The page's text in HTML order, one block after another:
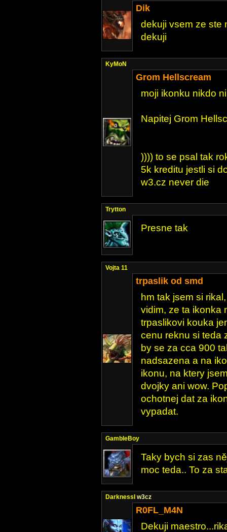
Dik
dekuji vsem ze ste
dekuji
KyMoN
Grom Hellscream
moji ikonku nikdo
Napitej Grom
)))) to se psal tak
5k kreditu jestli si
w3.cz never die
Trytton
Presne tak
Vojta 11
trpaslik od smd
hm tak jsem si
vidim, ze ta ikonka
trpaslikovi kouka
cenu reknu si teda
by se za cca 900
nadsazena a na
ikonu, na ktery
dvojky ani wow.
ochotnej dat za
vypadat.
GambleBoy
Taky bych si zas
moc teda.. To za
DarknessI w3cz
R0FL_M4N
Dekuji